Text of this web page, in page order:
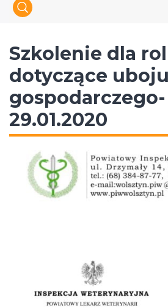
Szkolenie dla
dotyczące uboju
gospodarczego-
29.01.2020